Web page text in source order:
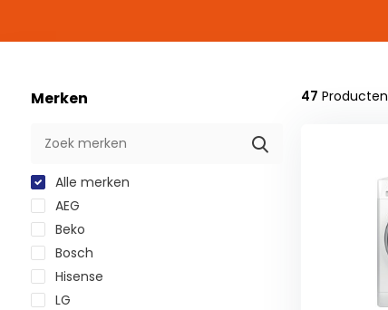
Merken
Alle merken
AEG
Beko
Bosch
Hisense
LG
47 Producten